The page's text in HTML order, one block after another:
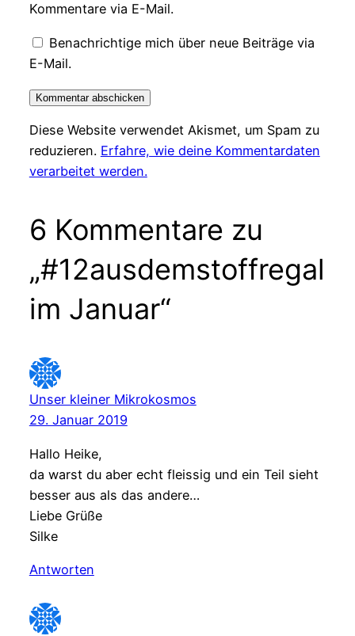
Kommentare via E-Mail.
Benachrichtige mich über neue Beiträge via
E-Mail.
Diese Website verwendet Akismet, um Spam zu
reduzieren. Erfahre, wie deine Kommentardaten
verarbeitet werden.
6 Kommentare zu
„#12ausdemstoffregal
im Januar“
Unser kleiner Mikrokosmos
29. Januar 2019
Hallo Heike,
da warst du aber echt fleissig und ein Teil sieht
besser aus als das andere…
Liebe Grüße
Silke
Antworten